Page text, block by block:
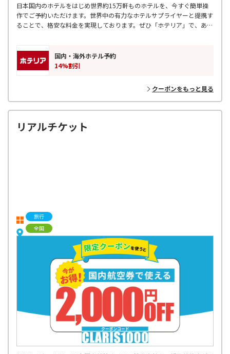
日本国内のホテルをはじめ世界約15万軒ものホテルを、今すぐ簡単操
作でご予約いただけます。世界中の有力なホテルサプライヤーと提携す
ることで、格安な料金を実現しております。ぜひ「ホテリア」で、あな
国内・海外ホテル予約
14%割引
クーポンをもっと見る
リアルチケット
旅行
全国